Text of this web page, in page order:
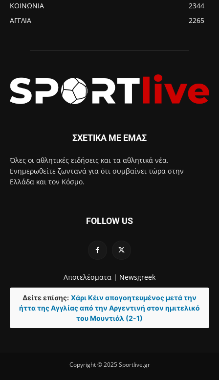
ΚΟΙΝΩΝΙΑ
2344
ΑΓΓΛΙΑ
2265
ΣΧΕΤΙΚΑ ΜΕ ΕΜΑΣ
Όλες οι αθλητικές ειδήσεις και τα αθλητικά νέα.
Ενημερωθείτε ζωντανά για ότι συμβαίνει τώρα στην
Ελλάδα και τον Κόσμο.
FOLLOW US
Αποτελέσματα | Newsgreek
Δείτε επίσης: Χάρι Κέιν απογοητευμένος μετά την
ήττα της Αγγλίας από την Αργεντινή στον ημιτελικό
του Μουντιάλ (2-1)
Copyright © 2025 Sportlive.gr